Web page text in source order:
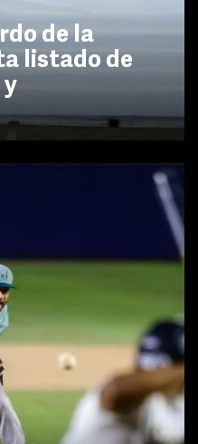
de la
listado de
y